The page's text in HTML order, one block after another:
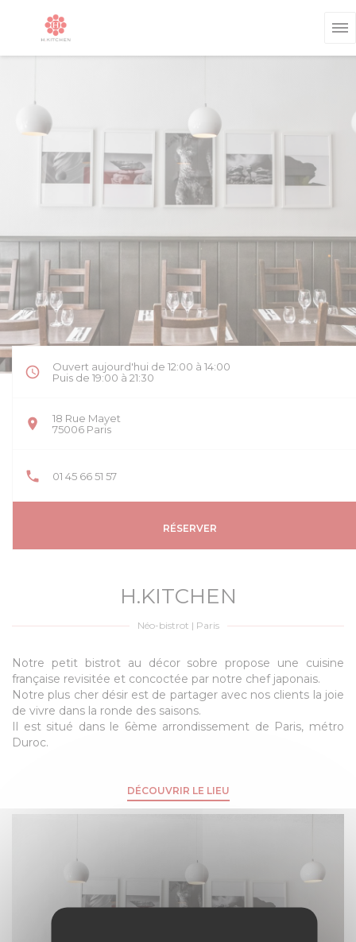
Ouvert aujourd'hui de 12:00 à 14:00
Puis de 19:00 à 21:30
18 Rue Mayet
75006 Paris((ouvre une nouvelle fenêtre))
01 45 66 51 57
RÉSERVER
H.KITCHEN
Néo-bistrot | Paris
Notre petit bistrot au décor sobre propose une cuisine
française revisitée et concoctée par notre chef japonais.
Notre plus cher désir est de partager avec nos clients la joie
de vivre dans la ronde des saisons.
Il est situé dans le 6ème arrondissement de Paris, métro
Duroc.
DÉCOUVRIR LE LIEU